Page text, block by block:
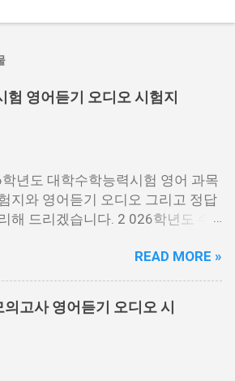
험 영어듣기 오디오 시험지
년도 대학수학능력시험 영어 과목
지와 영어듣기 오디오 그리고 정답
해 드리겠습니다. 2 026학년도 수
시험 을 말하는데요. 2026년에 대학
가는 분들이 보는 시험입니다. 시험
요한 분들은 아래 PDF파일을 다운로
수 있습니다. 홀수랑 짝수가 나누
기 때문에 필요한 각각 필요한 분들
READ MORE »
고사 영어듣기 오디오 시